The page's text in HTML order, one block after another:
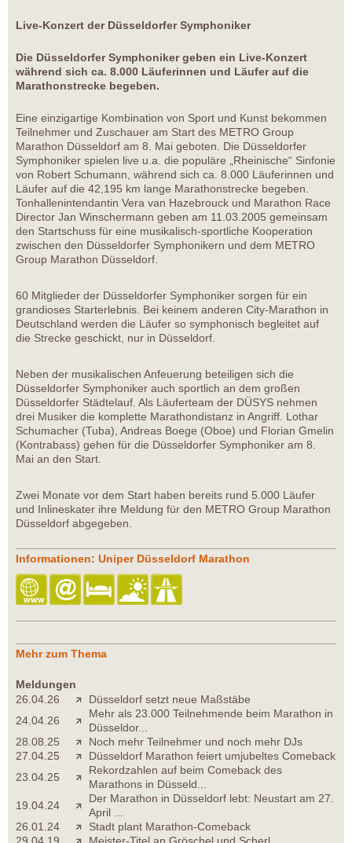
Live-Konzert der Düsseldorfer Symphoniker
Die Düsseldorfer Symphoniker geben ein Live-Konzert
während sich ca. 8.000 Läuferinnen und Läufer auf die
Marathonstrecke begeben.
Eine einzigartige Kombination von Sport und Kunst bekommen
Teilnehmer und Zuschauer am Start des METRO Group
Marathon Düsseldorf am 8. Mai geboten. Die Düsseldorfer
Symphoniker spielen live u.a. die populäre „Rheinische“ Sinfonie
von Robert Schumann, während sich ca. 8.000 Läuferinnen und
Läufer auf die 42,195 km lange Marathonstrecke begeben.
Tonhallenintendantin Vera van Hazebrouck und Marathon Race
Director Jan Winschermann geben am 11.03.2005 gemeinsam
den Startschuss für eine musikalisch-sportliche Kooperation
zwischen den Düsseldorfer Symphonikern und dem METRO
Group Marathon Düsseldorf.
60 Mitglieder der Düsseldorfer Symphoniker sorgen für ein
grandioses Starterlebnis. Bei keinem anderen City-Marathon in
Deutschland werden die Läufer so symphonisch begleitet auf
die Strecke geschickt, nur in Düsseldorf.
Neben der musikalischen Anfeuerung beteiligen sich die
Düsseldorfer Symphoniker auch sportlich an dem großen
Düsseldorfer Städtelauf. Als Läuferteam der DÜSYS nehmen
drei Musiker die komplette Marathondistanz in Angriff. Lothar
Schumacher (Tuba), Andreas Boege (Oboe) und Florian Gmelin
(Kontrabass) gehen für die Düsseldorfer Symphoniker am 8.
Mai an den Start.
Zwei Monate vor dem Start haben bereits rund 5.000 Läufer
und Inlineskater ihre Meldung für den METRO Group Marathon
Düsseldorf abgegeben.
Informationen: Uniper Düsseldorf Marathon
Mehr zum Thema
Meldungen
26.04.26
Düsseldorf setzt neue Maßstäbe
24.04.26
Mehr als 23.000 Teilnehmende beim Marathon in
Düsseldor...
28.08.25
Noch mehr Teilnehmer und noch mehr DJs
27.04.25
Düsseldorf Marathon feiert umjubeltes Comeback
23.04.25
Rekordzahlen auf beim Comeback des
Marathons in Düsseld...
19.04.24
Der Marathon in Düsseldorf lebt: Neustart am 27.
April ...
26.01.24
Stadt plant Marathon-Comeback